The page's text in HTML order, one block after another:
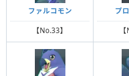
ファルコモン
【No.33】
プ